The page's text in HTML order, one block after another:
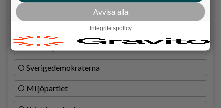
Socialdemokraterna
Vänsterpartiet
Sverigedemokraterna
Miljöpartiet
Avvisa alla
Integritetspolicy